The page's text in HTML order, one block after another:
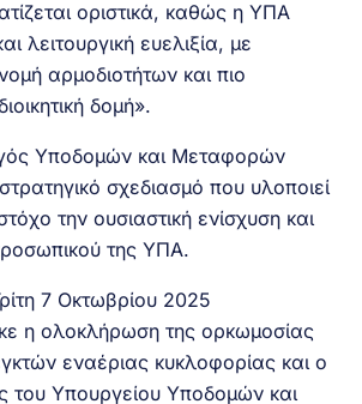
οριστικά, καθώς η ΥΠΑ
λειτουργική ευελιξία, με
αρμοδιοτήτων και πιο
δομή».
Υποδομών και Μεταφορών
σχεδιασμό που υλοποιεί
την ουσιαστική ενίσχυση και
της ΥΠΑ.
7 Οκτωβρίου 2025
η ολοκλήρωση της ορκωμοσίας
εναέριας κυκλοφορίας και ο
του Υπουργείου Υποδομών και